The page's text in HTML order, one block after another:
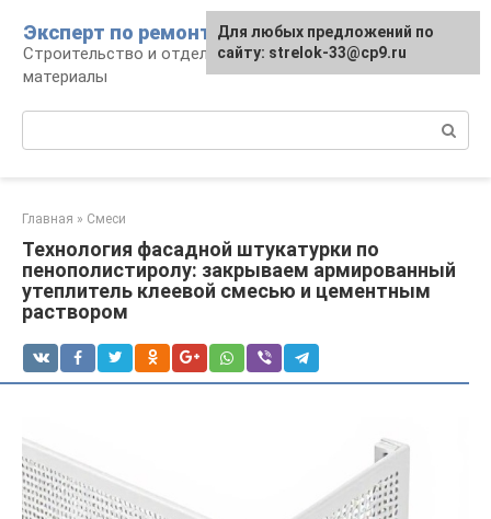
контенту
Эксперт по ремонту
Строительство и отделка: работы и
материалы
Главная » Смеси
Технология фасадной штукатурки по
пенополистиролу: закрываем армированный
утеплитель клеевой смесью и цементным
раствором
Для любых предложений по
сайту: strelok-33@cp9.ru
Для любых предложений по
сайту: strelok-33@cp9.ru